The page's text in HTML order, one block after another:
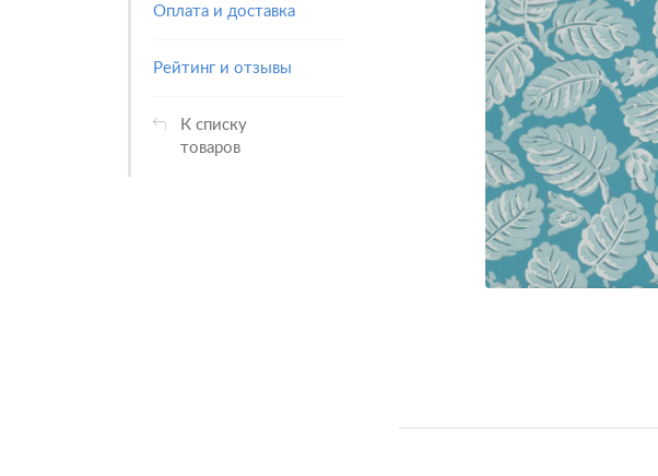
Оплата и доставка
Рейтинг и отзывы
К списку
товаров